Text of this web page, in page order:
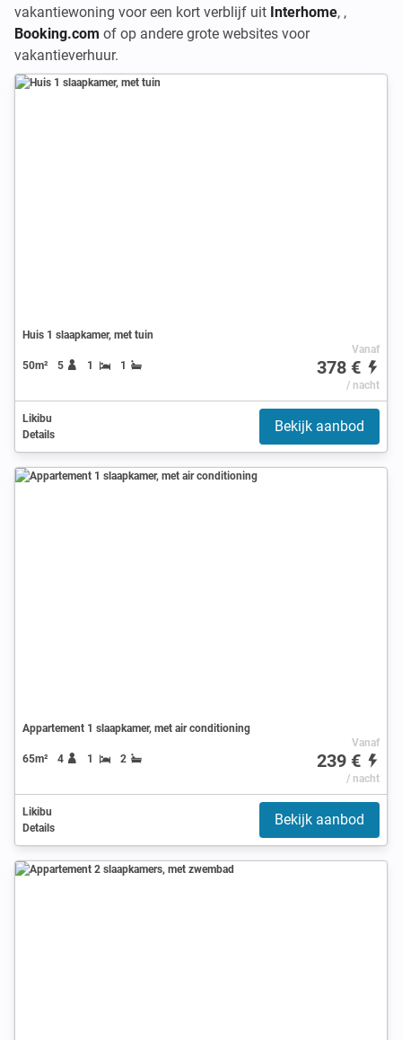
vakantiewoning voor een kort verblijf uit Interhome, ,
Booking.com of op andere grote websites voor
vakantieverhuur.
Huis 1 slaapkamer, met tuin
50m² 5 1 1
Vanaf
378 €
/ nacht
Likibu
Details
Bekijk aanbod
Appartement 1 slaapkamer, met air conditioning
65m² 4 1 2
Vanaf
239 €
/ nacht
Likibu
Details
Bekijk aanbod